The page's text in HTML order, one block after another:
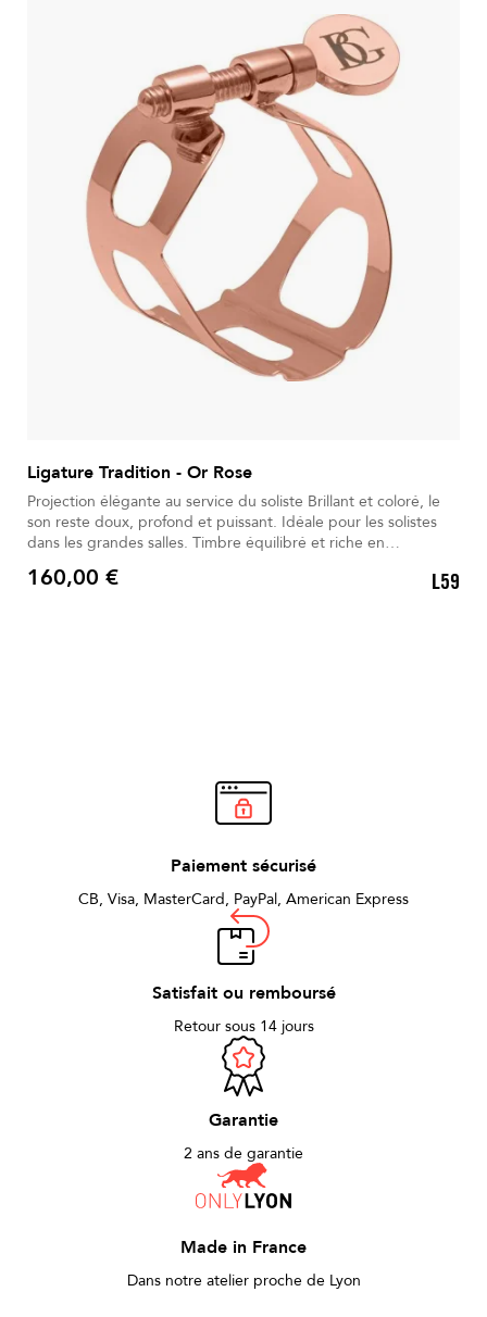
Ligature Tradition - Or Rose
Projection élégante au service du soliste Brillant et coloré, le
son reste doux, profond et puissant. Idéale pour les solistes
dans les grandes salles. Timbre équilibré et riche en
favorise une vibration optimale. La vis unique assure un
Prix
160,00 € L59
Paiement sécurisé
CB, Visa, MasterCard, PayPal, American Express
Satisfait ou remboursé
Retour sous 14 jours
Garantie
2 ans de garantie
Made in France
Dans notre atelier proche de Lyon